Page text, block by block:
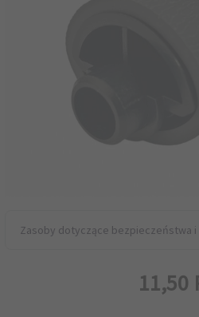
Zasoby dotyczące bezpieczeństwa
11,50